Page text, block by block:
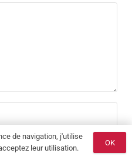
de navigation, j'utilise
leur utilisation.
OK